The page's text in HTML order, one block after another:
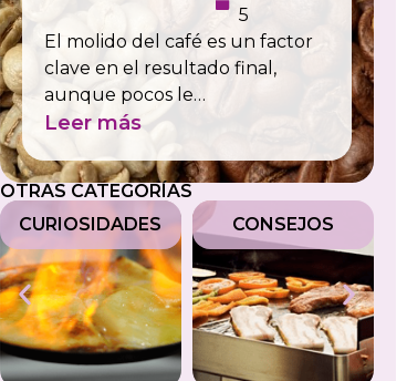
5
El molido del café es un factor
clave en el resultado final,
aunque pocos le…
Leer más
OTRAS CATEGORÍAS
CURIOSIDADES CONSEJOS